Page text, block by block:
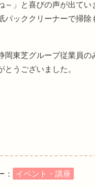
～」と喜びの声が出てい
パッククリーナーで掃除
東芝グループ従業員の
とうございました。
： イベント・講座